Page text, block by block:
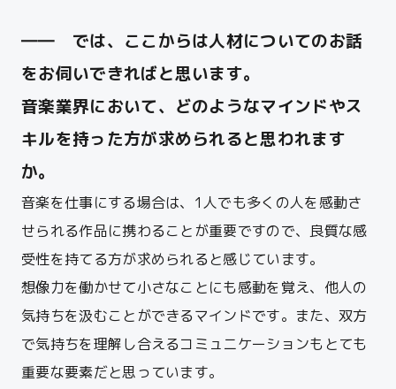
―― では、ここからは人材についてのお話
をお伺いできればと思います。
音楽業界において、 どのようなマインドやス
キルを持った方が求められると思われます
か。
音楽を仕事にする場合は、1人でも多くの人を感動さ
せられる作品に携わることが重要ですので、 良質な感
受性を持てる方が求められると感じています。
想像力を働かせて小さなことにも感動を覚え、他人の
気持ちを汲むことができるマインドです。 また、双方
で気持ちを理解し合えるコミュニケーションもとても
重要な要素だと思っています。